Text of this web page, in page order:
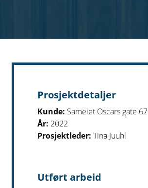
Prosjektdetaljer
Kunde: Sameiet Oscars gate 67
År: 2022
Prosjektleder: Tina Juuhl
Utført arbeid